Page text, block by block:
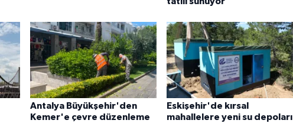
Antalya Büyükşehir'den
Kemer'e çevre düzenleme
Eskişehir'de kırsal
mahallelere yeni su depoları